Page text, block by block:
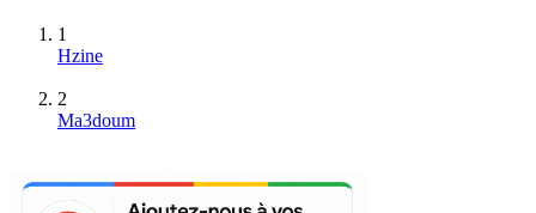
1
Hzine
2
Ma3doum